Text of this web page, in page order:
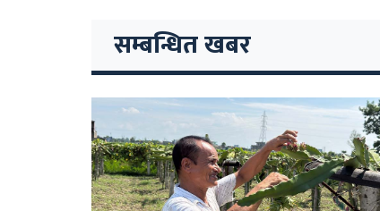
सम्बन्धित खबर